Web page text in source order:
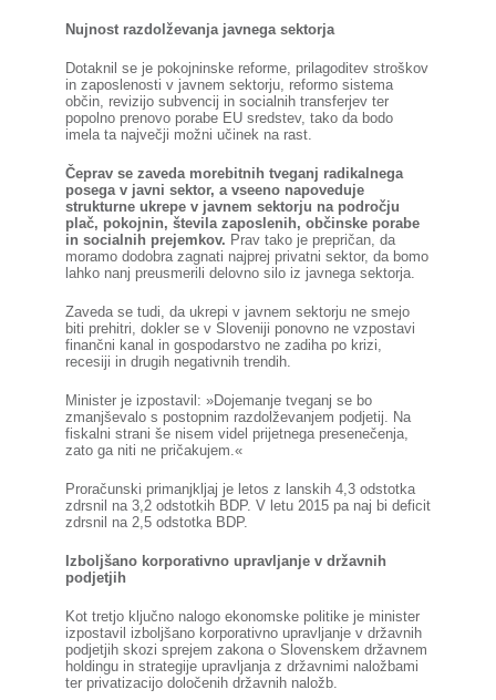
Nujnost razdolževanja javnega sektorja
Dotaknil se je pokojninske reforme, prilagoditev stroškov
in zaposlenosti v javnem sektorju, reformo sistema
občin, revizijo subvencij in socialnih transferjev ter
popolno prenovo porabe EU sredstev, tako da bodo
imela ta največji možni učinek na rast.
Čeprav se zaveda morebitnih tveganj radikalnega
posega v javni sektor, a vseeno napoveduje
strukturne ukrepe v javnem sektorju na področju
plač, pokojnin, števila zaposlenih, občinske porabe
in socialnih prejemkov. Prav tako je prepričan, da
moramo dodobra zagnati najprej privatni sektor, da bomo
lahko nanj preusmerili delovno silo iz javnega sektorja.
Zaveda se tudi, da ukrepi v javnem sektorju ne smejo
biti prehitri, dokler se v Sloveniji ponovno ne vzpostavi
finančni kanal in gospodarstvo ne zadiha po krizi,
recesiji in drugih negativnih trendih.
Minister je izpostavil: »Dojemanje tveganj se bo
zmanjševalo s postopnim razdolževanjem podjetij. Na
fiskalni strani še nisem videl prijetnega presenečenja,
zato ga niti ne pričakujem.«
Proračunski primanjkljaj je letos z lanskih 4,3 odstotka
zdrsnil na 3,2 odstotkih BDP. V letu 2015 pa naj bi deficit
zdrsnil na 2,5 odstotka BDP.
Izboljšano korporativno upravljanje v državnih
podjetjih
Kot tretjo ključno nalogo ekonomske politike je minister
izpostavil izboljšano korporativno upravljanje v državnih
podjetjih skozi sprejem zakona o Slovenskem državnem
holdingu in strategije upravljanja z državnimi naložbami
ter privatizacijo določenih državnih naložb.